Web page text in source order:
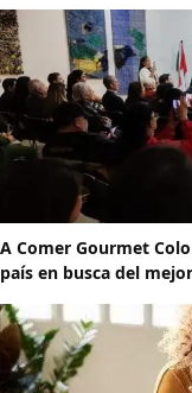
A Comer Gourmet
país en busca del